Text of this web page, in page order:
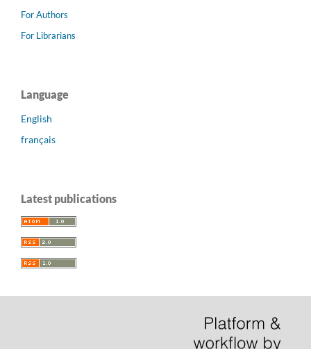
For Authors
For Librarians
Language
English
français
Latest publications